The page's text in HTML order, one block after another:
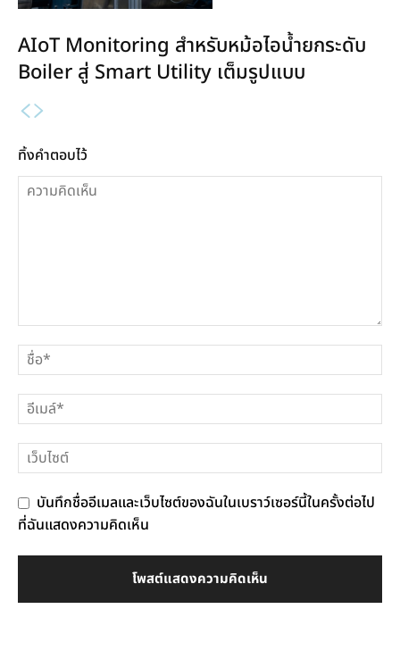
AIoT Monitoring สำหรับหม้อไอน้ำยกระดับ
Boiler สู่ Smart Utility เต็มรูปแบบ
ทิ้งคำตอบไว้
บันทึกชื่ออีเมลและเว็บไซต์ของฉันในเบราว์เซอร์นี้ในครั้งต่อไป
ที่ฉันแสดงความคิดเห็น